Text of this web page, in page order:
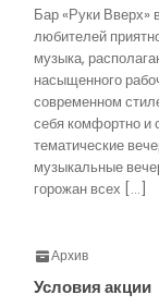
Бар «Руки Вверх»
любителей
музыка,
насыщенного
современном
себя комфортно и
тематические
музыкальные
горожан всех […]
Архив
Условия акции